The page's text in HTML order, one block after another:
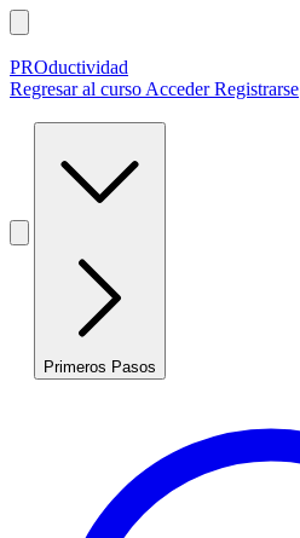
PROductividad
Regresar al curso AccederRegistrarse
Primeros Pasos